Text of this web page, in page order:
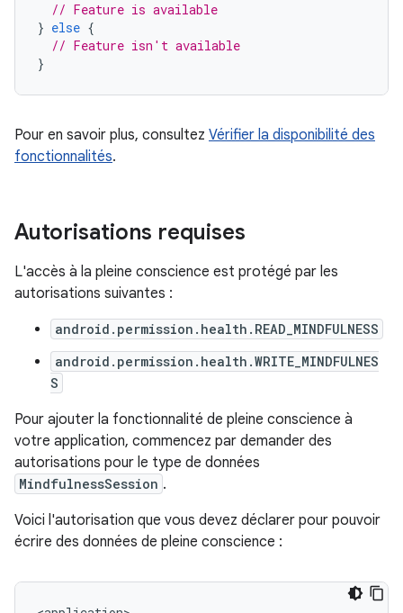
// Feature is available
} else {
// Feature isn't available
}
Pour en savoir plus, consultez Vérifier la disponibilité des
fonctionnalités.
Autorisations requises
L'accès à la pleine conscience est protégé par les
autorisations suivantes :
android.permission.health.READ_MINDFULNESS
android.permission.health.WRITE_MINDFULNES
S
Pour ajouter la fonctionnalité de pleine conscience à
votre application, commencez par demander des
autorisations pour le type de données
MindfulnessSession .
Voici l'autorisation que vous devez déclarer pour pouvoir
écrire des données de pleine conscience :